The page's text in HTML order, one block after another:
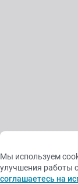
Мы используем
улучшения работы
соглашаетесь на